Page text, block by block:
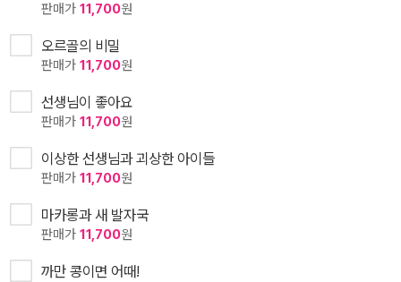
판매가 11,700원
오르골의 비밀
판매가 11,700원
선생님이 좋아요
판매가 11,700원
이상한 선생님과 괴상한 아이들
판매가 11,700원
마카롱과 새 발자국
판매가 11,700원
까만 콩이면 어때!